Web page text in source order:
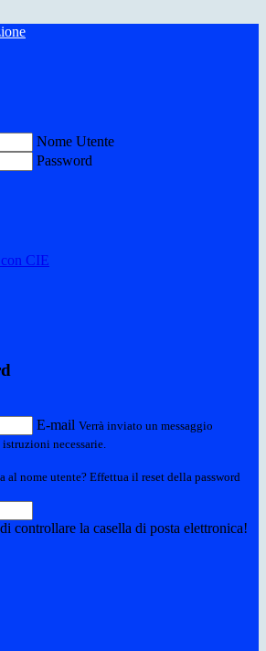
Nome Utente
Password
CIE
E-mail Verrà inviato un messaggio
necessarie.
al nome utente? Effettua il reset della password
controllare la casella di posta elettronica!